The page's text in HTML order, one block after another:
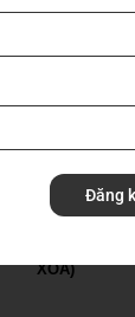
XÓA)
Đăng